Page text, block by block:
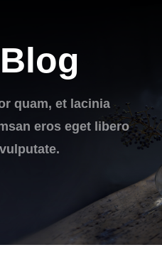
quam, et lacinia
eros eget libero